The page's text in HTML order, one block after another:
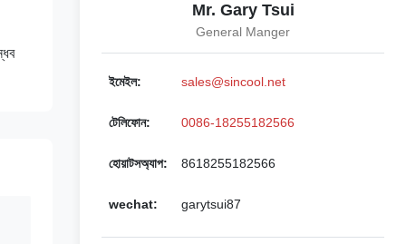
Mr. Gary Tsui
General Manger
ইমেইল: sales@sincool.net
টেলিফোন: 0086-18255182566
হোয়াটসঅ্যাপ: 8618255182566
wechat: garytsui87